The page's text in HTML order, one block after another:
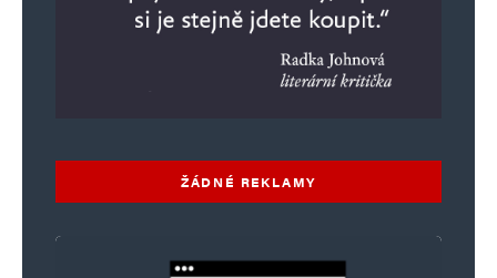
ŽÁDNÉ REKLAMY